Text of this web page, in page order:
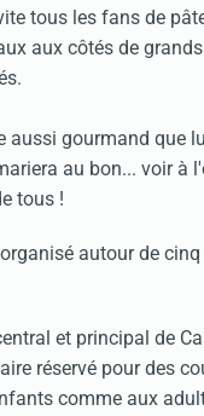
tous les fans de
aux côtés de
aussi gourmand que
au bon... voir à
tous !
autour de
et principal de
réservé pour des
comme aux